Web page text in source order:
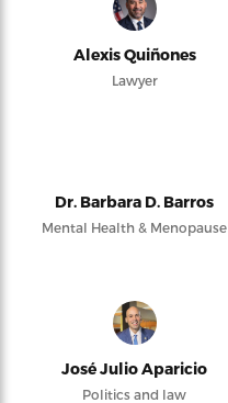
Alexis Quiñones
Lawyer
Dr. Barbara D. Barros
Mental Health & Menopause
José Julio Aparicio
Politics and law